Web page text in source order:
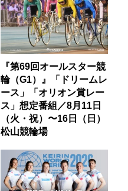
『第69回オールスター競
輪（G1）』「ドリームレ
ース」「オリオン賞レー
ス」想定番組／8月11日
（火・祝）〜16日（日）
松山競輪場